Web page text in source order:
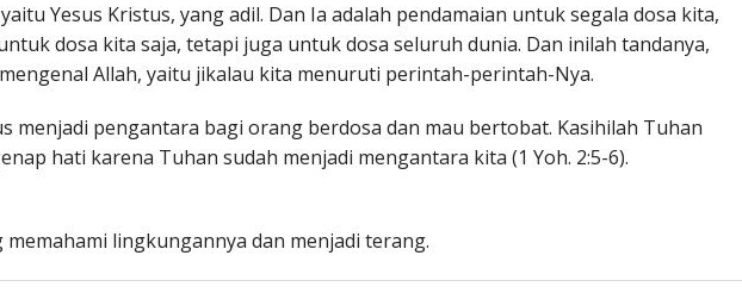
Yesus Kristus, yang adil. Dan Ia adalah pendamaian untuk segala dosa kita,
dosa kita saja, tetapi juga untuk dosa seluruh dunia. Dan inilah tandanya,
Allah, yaitu jikalau kita menuruti perintah-perintah-Nya.
menjadi pengantara bagi orang berdosa dan mau bertobat. Kasihilah Tuhan
hati karena Tuhan sudah menjadi mengantara kita (1 Yoh. 2:5-6).
memahami lingkungannya dan menjadi terang.